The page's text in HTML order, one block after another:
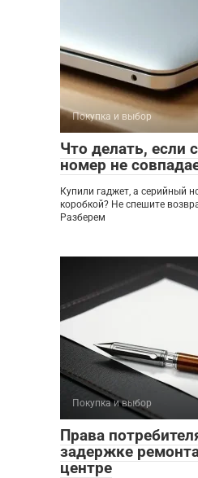
Покупка и выбор
Что делать, если
номер не
Купили гаджет, а серийный
коробкой? Не спешите
Разберем
Покупка и выбор
Права
задержке
центре